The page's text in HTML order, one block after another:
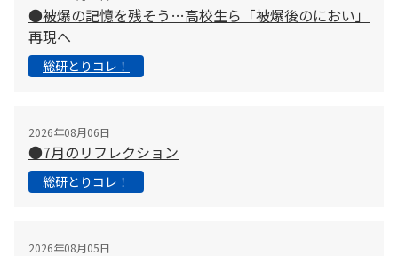
●被爆の記憶を残そう…高校生ら「被爆後のにおい」
再現へ
総研とりコレ！
2026年08月06日
●7月のリフレクション
総研とりコレ！
2026年08月05日